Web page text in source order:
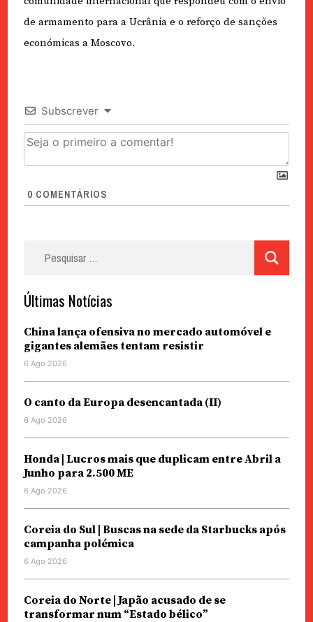
de armamento para a Ucrânia e o reforço de sanções
económicas a Moscovo.
Subscrever
0 COMENTÁRIOS
Últimas Notícias
China lança ofensiva no mercado automóvel e
gigantes alemães tentam resistir
6 Ago 2026
O canto da Europa desencantada (II)
6 Ago 2026
Honda | Lucros mais que duplicam entre Abril a
Junho para 2.500 ME
6 Ago 2026
Coreia do Sul | Buscas na sede da Starbucks após
campanha polémica
6 Ago 2026
Coreia do Norte | Japão acusado de se
transformar num “Estado bélico”